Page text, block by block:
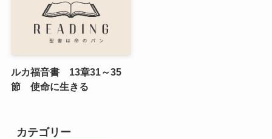
ルカ福音書 13章31～35
節 使命に生きる
カテゴリー